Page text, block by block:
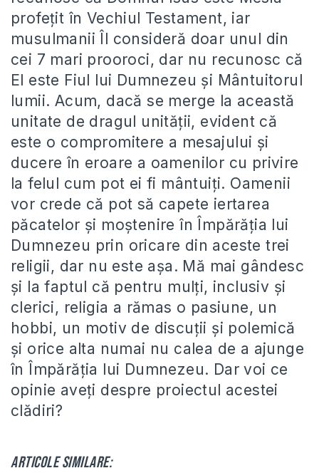
profețit în Vechiul Testament, iar
musulmanii Îl consideră doar unul din
cei 7 mari prooroci, dar nu recunosc că
El este Fiul lui Dumnezeu și Mântuitorul
lumii. Acum, dacă se merge la această
unitate de dragul unității, evident că
este o compromitere a mesajului și
ducere în eroare a oamenilor cu privire
la felul cum pot ei fi mântuiți. Oamenii
vor crede că pot să capete iertarea
păcatelor și moștenire în Împărăția lui
Dumnezeu prin oricare din aceste trei
religii, dar nu este așa. Mă mai gândesc
și la faptul că pentru mulți, inclusiv și
clerici, religia a rămas o pasiune, un
hobbi, un motiv de discuții și polemică
și orice alta numai nu calea de a ajunge
în Împărăția lui Dumnezeu. Dar voi ce
opinie aveți despre proiectul acestei
clădiri?
Articole similare: